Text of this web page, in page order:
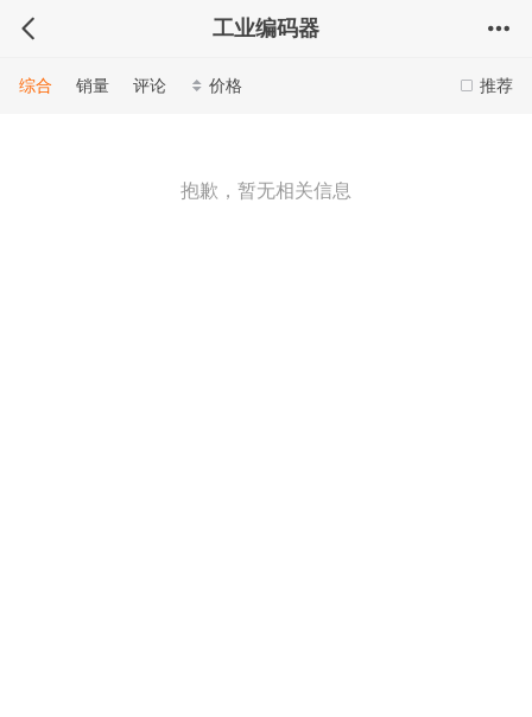
工业编码器
推荐
综合 销量 评论 价格
抱歉，暂无相关信息